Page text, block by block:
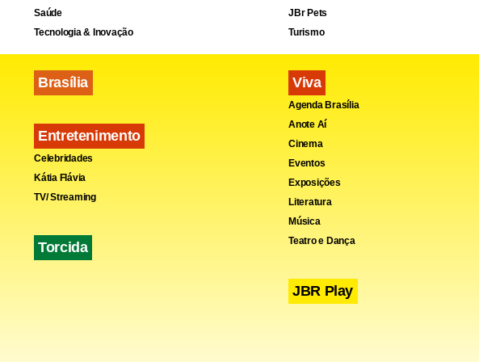
Saúde
Tecnologia & Inovação
Brasília
Entretenimento
Celebridades
Kátia Flávia
TV/ Streaming
Torcida
JBr Pets
Turismo
Viva
Agenda Brasília
Anote Aí
Cinema
Eventos
Exposições
Literatura
Música
Teatro e Dança
JBR Play